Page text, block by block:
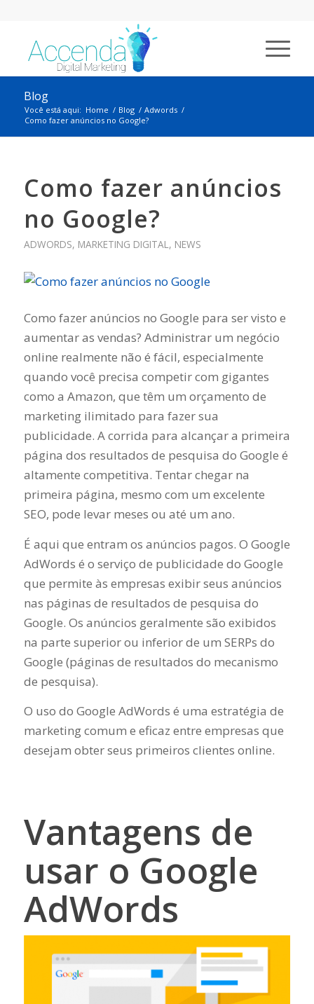
Blog
Você está aqui: Home / Blog / Adwords /
Como fazer anúncios no Google?
Como fazer anúncios
no Google?
ADWORDS, MARKETING DIGITAL, NEWS
Como fazer anúncios no Google para ser visto e
aumentar as vendas? Administrar um negócio
online realmente não é fácil, especialmente
quando você precisa competir com gigantes
como a Amazon, que têm um orçamento de
marketing ilimitado para fazer sua
publicidade. A corrida para alcançar a primeira
página dos resultados de pesquisa do Google é
altamente competitiva. Tentar chegar na
primeira página, mesmo com um excelente
SEO, pode levar meses ou até um ano.
É aqui que entram os anúncios pagos. O Google
AdWords é o serviço de publicidade do Google
que permite às empresas exibir seus anúncios
nas páginas de resultados de pesquisa do
Google. Os anúncios geralmente são exibidos
na parte superior ou inferior de um SERPs do
Google (páginas de resultados do mecanismo
de pesquisa).
O uso do Google AdWords é uma estratégia de
marketing comum e eficaz entre empresas que
desejam obter seus primeiros clientes online.
Vantagens de
usar o Google
AdWords